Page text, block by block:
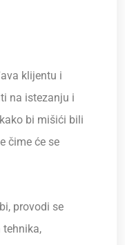
klijentu i
na istezanju i
bi mišići bili
čime će se
provodi se